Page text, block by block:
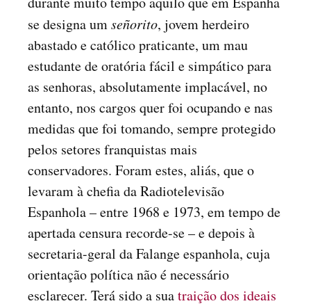
se designa umseñorito, jovem herdeiro
abastado e católico praticante, um mau
estudante de oratória fácil e simpático para
as senhoras, absolutamente implacável, no
entanto, nos cargos quer foi ocupando e nas
medidas que foi tomando, sempre protegido
pelos setores franquistas mais
conservadores. Foram estes, aliás, que o
levaram à chefia da Radiotelevisão
Espanhola – entre 1968 e 1973, em tempo de
apertada censura recorde-se – e depois à
secretaria-geral da Falange espanhola, cuja
orientação política não é necessário
esclarecer. Terá sido a suatraição dos ideais